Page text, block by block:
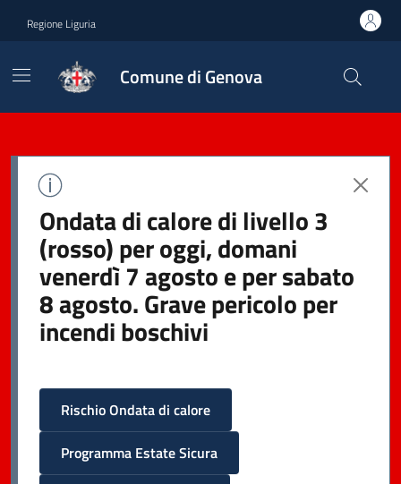
Regione Liguria
Comune di Genova
Ondata di calore di livello 3
(rosso) per oggi, domani
venerdì 7 agosto e per sabato
8 agosto. Grave pericolo per
incendi boschivi
Rischio Ondata di calore
Programma Estate Sicura